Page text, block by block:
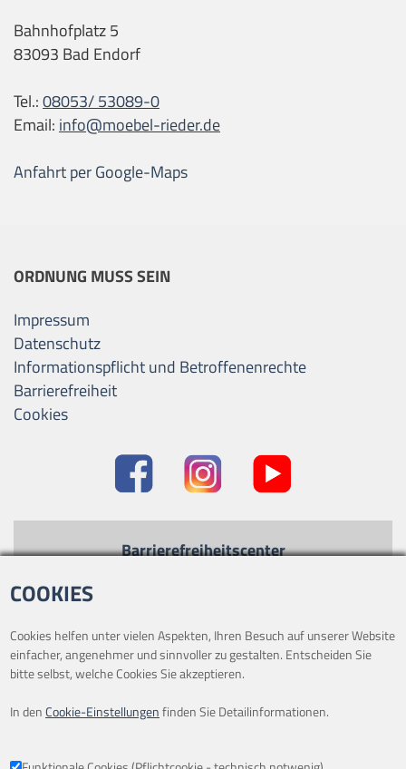
COOKIES
Cookies helfen unter vielen Aspekten, Ihren Besuch auf unserer Website
einfacher, angenehmer und sinnvoller zu gestalten. Entscheiden Sie
bitte selbst, welche Cookies Sie akzeptieren.
In denCookie-Einstellungenfinden Sie Detailinformationen.
Bahnhofplatz 5
83093 Bad Endorf
Tel.:08053/ 53089-0
Email: info@moebel-rieder.de
Anfahrt per Google-Maps
ORDNUNG MUSS SEIN
Impressum
Datenschutz
Informationspflicht und Betroffenenrechte
Barrierefreiheit
Cookies
Barrierefreiheitscenter
Text vergrößern
ÖFFNUNGSZEITEN
Mo. - Fr.: 09.00 - 18.00 Uhr